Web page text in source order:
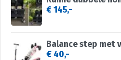
€ 145,-
€ 40,-